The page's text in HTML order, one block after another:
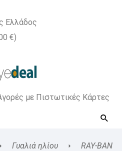
Ελλάδος
€)
με Πιστωτικές Κάρτες
Γυαλιά ηλίου
RAY-BAN